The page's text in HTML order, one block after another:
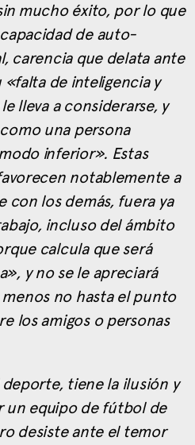
mucho éxito, por lo que
de auto-
carencia que delata ante
«falta de inteligencia y
lleva a considerarse, y
una persona
inferior». Estas
notablemente a
con los demás, fuera ya
incluso del ámbito
calcula que será
y no se le apreciará
no hasta el punto
los amigos o personas
tiene la ilusión y
un equipo de fútbol de
desiste ante el temor